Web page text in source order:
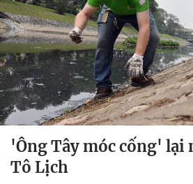
'Ông Tây móc cống' lại
Tô Lịch